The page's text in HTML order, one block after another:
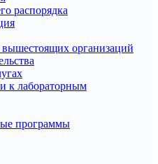
распорядка
организаций
к лабораторным
программы